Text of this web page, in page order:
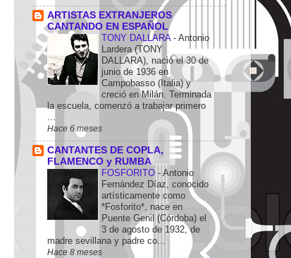
ARTISTAS EXTRANJEROS
CANTANDO EN ESPAÑOL
TONY DALLARA - Antonio
Lardera (TONY
DALLARA), nació el 30 de
junio de 1936 en
Campobasso (Italia) y
creció en Milán. Terminada
la escuela, comenzó a trabajar primero
...
Hace 6 meses
CANTANTES DE COPLA,
FLAMENCO y RUMBA
FOSFORITO - Antonio
Fernández Díaz, conocido
artísticamente como
*Fosforito*, nace en
Puente Genil (Córdoba) el
3 de agosto de 1932, de
madre sevillana y padre co...
Hace 8 meses